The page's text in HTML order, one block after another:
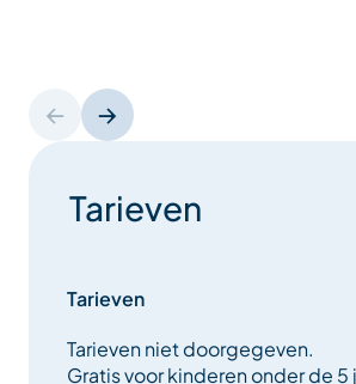
Tarieven
Tarieven
Tarieven niet doorgegeven.
Gratis voor kinderen onder de 5